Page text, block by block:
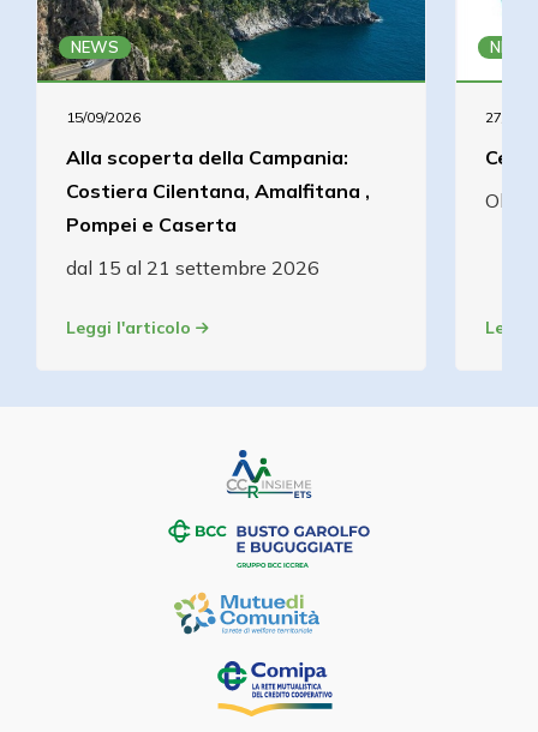
NEWS
15/09/2026
Alla scoperta della Campania:
Costiera Cilentana, Amalfitana ,
Pompei e Caserta
dal 15 al 21 settembre 2026
Leggi l'articolo
NEWS
27/08/